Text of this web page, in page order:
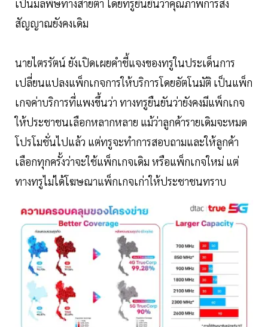
เป็นมลพิษทางสายตา โดยทรูยืนยันว่าคุณภาพการส่ง
สัญญาณยังคงเดิม
นายไตรรัตน์ ยังเปิดเผยคำชี้แจงของทรูในประเด็นการ
เปลี่ยนแปลงแพ็กเกจการให้บริการโดยอัตโนมัติ เป็นแพ็ก
เกจค่าบริการที่แพงขึ้นว่า ทางทรูยืนยันว่ายังคงมีแพ็กเกจ
ให้ประชาชนเลือกหลากหลาย แม้ว่าลูกค้ารายเดิมจะหมด
โปรโมชั่นไปแล้ว แต่ทรูจะทำการสอบถามและให้ลูกค้า
เลือกทุกครั้งว่าจะใช้แพ็กเกจเดิม หรือแพ็กเกจใหม่ แต่
ทางทรูไม่ได้โฆษณาแพ็กเกจเก่าให้ประชาชนทราบ